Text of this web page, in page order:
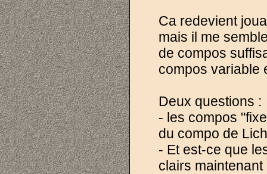
Ca redevient
mais il me
de compos
compos variable
Deux questions :
- les compos
du compo de
- Et est-ce que
clairs maintenant